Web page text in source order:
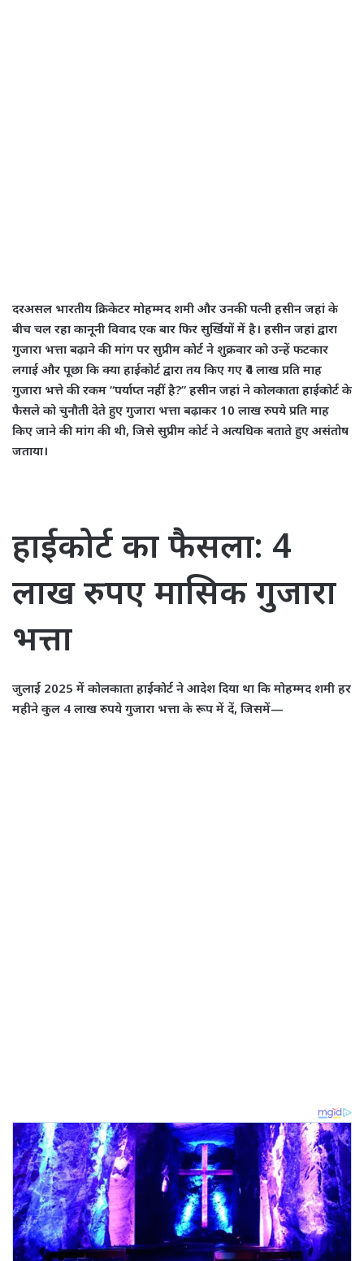
दरअसल भारतीय क्रिकेटर मोहम्मद शमी और उनकी पत्नी हसीन जहां के
बीच चल रहा कानूनी विवाद एक बार फिर सुर्खियों में है। हसीन जहां द्वारा
गुजारा भत्ता बढ़ाने की मांग पर सुप्रीम कोर्ट ने शुक्रवार को उन्हें फटकार
लगाई और पूछा कि क्या हाईकोर्ट द्वारा तय किए गए ₹4 लाख प्रति माह
गुजारा भत्ते की रकम “पर्याप्त नहीं है?” हसीन जहां ने कोलकाता हाईकोर्ट के
फैसले को चुनौती देते हुए गुजारा भत्ता बढ़ाकर 10 लाख रुपये प्रति माह
किए जाने की मांग की थी, जिसे सुप्रीम कोर्ट ने अत्यधिक बताते हुए असंतोष
जताया।
हाईकोर्ट का फैसला: 4
लाख रुपए मासिक गुजारा
भत्ता
जुलाई 2025 में कोलकाता हाईकोर्ट ने आदेश दिया था कि मोहम्मद शमी हर
महीने कुल 4 लाख रुपये गुजारा भत्ता के रूप में दें, जिसमें—